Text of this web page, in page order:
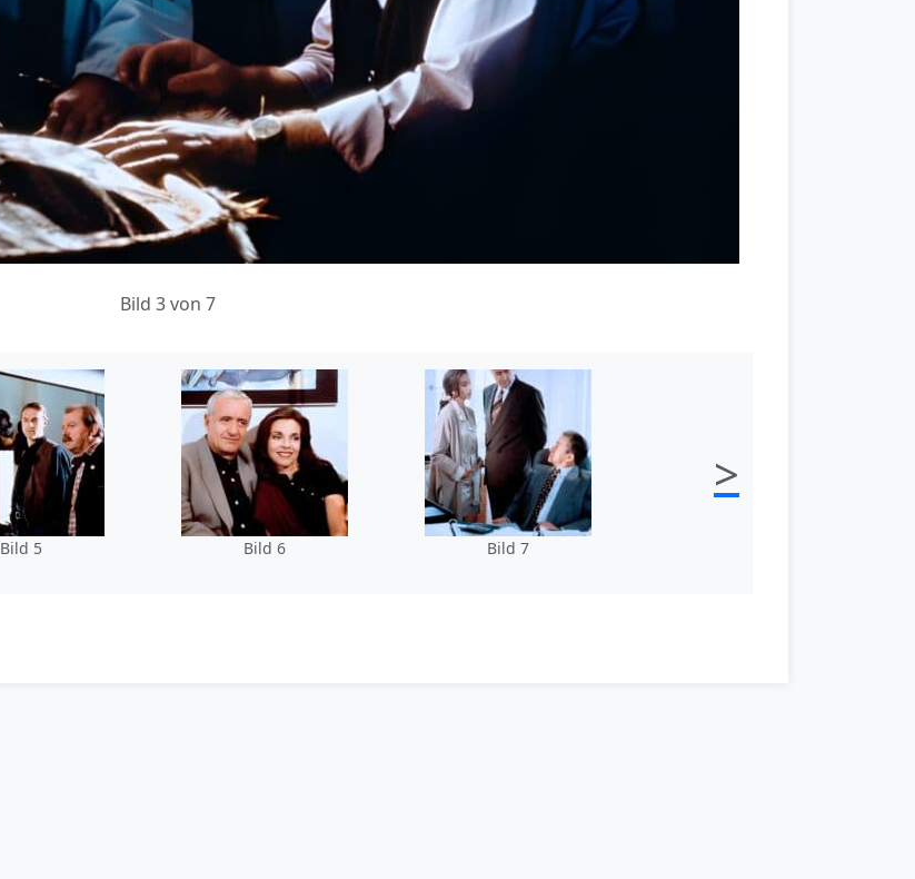
Bild 3 von 7
Bild 5 Bild 6 Bild 7
>